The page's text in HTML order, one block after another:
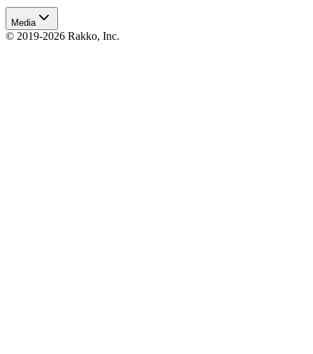
Media
© 2019-2026 Rakko, Inc.